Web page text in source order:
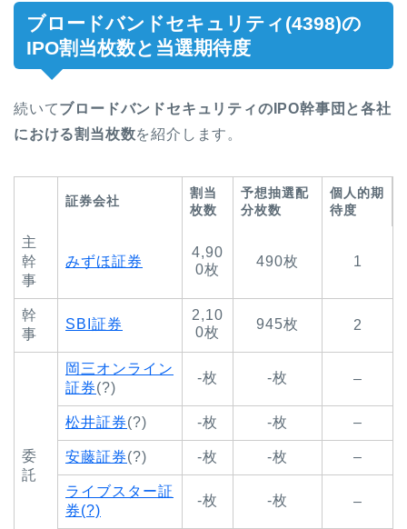
ブロードバンドセキュリティ(4398)の
IPO割当枚数と当選期待度
続いてブロードバンドセキュリティのIPO幹事団と各社
における割当枚数を紹介します。
証券会社
割当
枚数
予想抽選配
分枚数
個人的期
待度
主
幹
事
みずほ証券
4,90
0枚
490枚 1
幹
事
SBI証券
2,10
0枚
945枚 2
委
託
岡三オンライン
証券(?)
-枚 -枚 –
松井証券(?) -枚 -枚 –
安藤証券(?) -枚 -枚 –
ライブスター証
券(?)
-枚 -枚 –